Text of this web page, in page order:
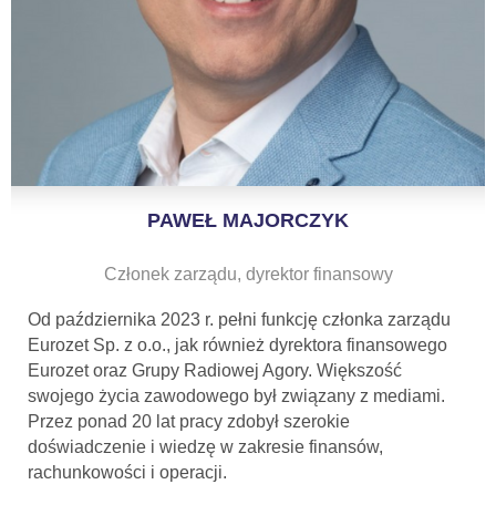
PAWEŁ MAJORCZYK
Członek zarządu, dyrektor finansowy
Od października 2023 r. pełni funkcję członka zarządu
Eurozet Sp. z o.o., jak również dyrektora finansowego
Eurozet oraz Grupy Radiowej Agory. Większość
swojego życia zawodowego był związany z mediami.
Przez ponad 20 lat pracy zdobył szerokie
doświadczenie i wiedzę w zakresie finansów,
rachunkowości i operacji.